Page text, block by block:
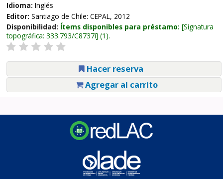
Idioma: Inglés
Editor: Santiago de Chile: CEPAL, 2012
Disponibilidad: Ítems disponibles para préstamo: Signatura
topográfica: 333.793/C8737i (1).
Hacer reserva
Agregar al carrito